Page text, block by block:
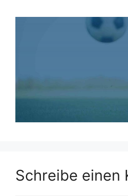
Schreibe einen